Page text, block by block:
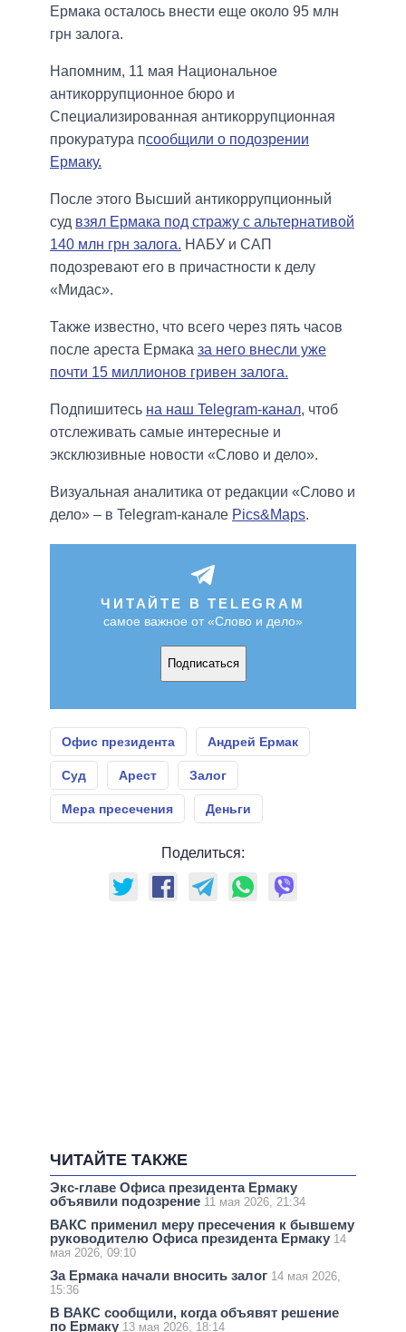
Ермака осталось внести еще около 95 млн
грн залога.
Напомним, 11 мая Национальное
антикоррупционное бюро и
Специализированная антикоррупционная
прокуратура псообщили о подозрении
Ермаку.
После этого Высший антикоррупционный
суд взял Ермака под стражу с альтернативой
140 млн грн залога. НАБУ и САП
подозревают его в причастности к делу
«Мидас».
Также известно, что всего через пять часов
после ареста Ермака за него внесли уже
почти 15 миллионов гривен залога.
Подпишитесь на наш Telegram-канал, чтоб
отслеживать самые интересные и
эксклюзивные новости «Слово и дело».
Визуальная аналитика от редакции «Слово и
дело» – в Telegram-канале Pics&Maps.
ЧИТАЙТЕ В TELEGRAM
самое важное от «Слово и дело»
Подписаться
Офис президента Андрей Ермак
Суд Арест Залог
Мера пресечения Деньги
Поделиться:
ЧИТАЙТЕ ТАКЖЕ
Экс-главе Офиса президента Ермаку
объявили подозрение 11 мая 2026, 21:34
ВАКС применил меру пресечения к бывшему
руководителю Офиса президента Ермаку 14
мая 2026, 09:10
За Ермака начали вносить залог 14 мая 2026,
15:36
В ВАКС сообщили, когда объявят решение
по Ермаку 13 мая 2026, 18:14